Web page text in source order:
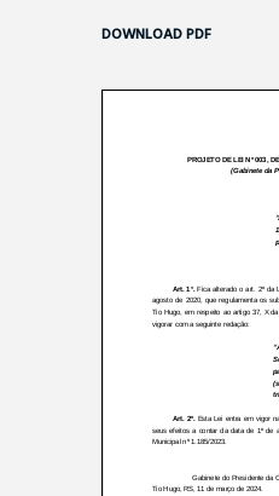
DOWNLOAD PDF